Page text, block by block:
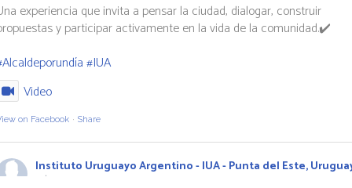
experiencia que invita a pensar la ciudad, dialogar, construir
y participar activamente en la vida de la comunidad.✔️
#IUA
Video
on Facebook · Share
Instituto Uruguayo Argentino - IUA - Punta del Este,
2 days ago